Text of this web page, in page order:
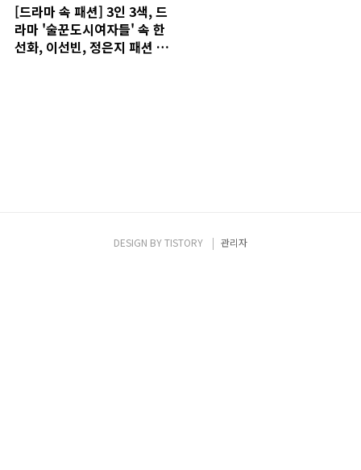
[드라마 속 패션] 3인 3색, 드
라마 '술꾼도시여자들' 속 한
선화, 이선빈, 정은지 패션 분
DESIGN BYTISTORY 관리자